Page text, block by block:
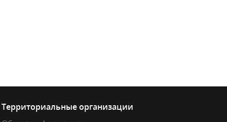
Территориальные организации